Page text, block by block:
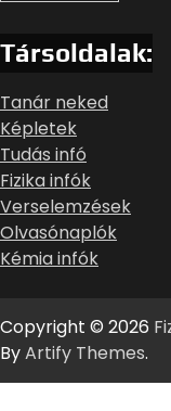
Társoldalak:
Tanár neked
Képletek
Tudás infó
Fizika infók
Verselemzések
Olvasónaplók
Kémia infók
Copyright © 2026
ByArtify Themes.